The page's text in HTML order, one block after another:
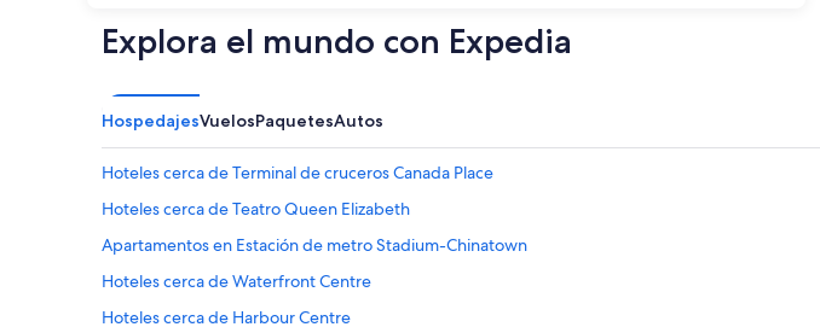
Explora el mundo con Expedia
HospedajesVuelosPaquetesAutos
Hoteles cerca de Terminal de cruceros Canada Place
Hoteles cerca de Teatro Queen Elizabeth
Apartamentos en Estación de metro Stadium-Chinatown
Hoteles cerca de Waterfront Centre
Hoteles cerca de Harbour Centre